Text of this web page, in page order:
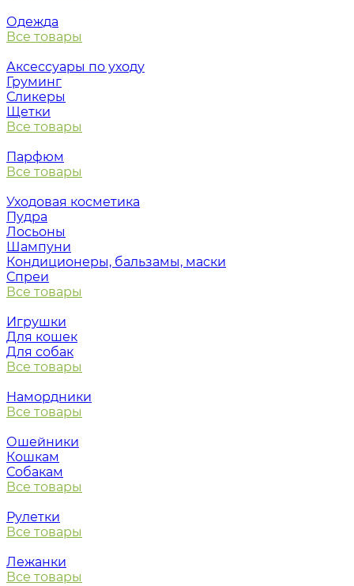
Одежда
Все товары
Аксессуары по уходу
Груминг
Сликеры
Щетки
Все товары
Парфюм
Все товары
Уходовая косметика
Пудра
Лосьоны
Шампуни
Кондиционеры, бальзамы, маски
Спреи
Все товары
Игрушки
Для кошек
Для собак
Все товары
Намордники
Все товары
Ошейники
Кошкам
Собакам
Все товары
Рулетки
Все товары
Лежанки
Все товары